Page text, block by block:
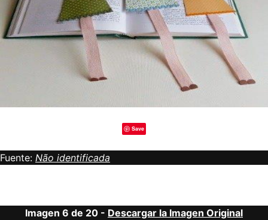
Save
Fuente: Não identificada
Imagen 6 de 20 - Descargar la Imagen Original